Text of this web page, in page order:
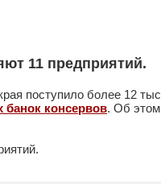
11 предприятий.
поступило более 12
консервов. Об этом